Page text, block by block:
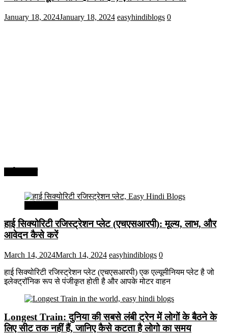
January 18, 2024January 18, 2024 easyhindiblogs 0
हाई सिक्योरिटी रजिस्ट्रेशन प्लेट (एचएसआरपी): मूल्य, लाभ, और
आवेदन कैसे करें
March 14, 2024March 14, 2024 easyhindiblogs 0
हाई सिक्योरिटी रजिस्ट्रेशन प्लेट (एचएसआरपी) एक एल्यूमीनियम प्लेट है जो
इलेक्ट्रॉनिक रूप से पंजीकृत होती है और आपके मोटर वाहन
Longest Train: दुनिया की सबसे लंबी ट्रेन में लोगों के बैठने के
लिए सीट तक ​​नहीं हैं, जानिए कैसे कटता है लोगो का समय